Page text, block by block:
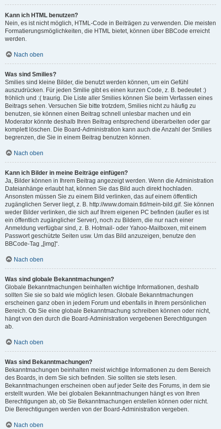
Kann ich HTML benutzen?
Nein, es ist nicht möglich, HTML-Code in Beiträgen zu verwenden. Die meisten
Formatierungsmöglichkeiten, die HTML bietet, können über BBCode erreicht
werden.
Nach oben
Was sind Smilies?
Smilies sind kleine Bilder, die benutzt werden können, um ein Gefühl
auszudrücken. Für jeden Smilie gibt es einen kurzen Code, z. B. bedeutet :)
fröhlich und :( traurig. Die Liste aller Smilies können Sie beim Verfassen eines
Beitrags sehen. Versuchen Sie bitte trotzdem, Smilies nicht zu häufig zu
benutzen, sie können einen Beitrag schnell unlesbar machen und ein
Moderator könnte deshalb Ihren Beitrag entsprechend überarbeiten oder gar
komplett löschen. Die Board-Administration kann auch die Anzahl der Smilies
begrenzen, die Sie in einem Beitrag benutzen können.
Nach oben
Kann ich Bilder in meine Beiträge einfügen?
Ja, Bilder können in Ihrem Beitrag angezeigt werden. Wenn die Administration
Dateianhänge erlaubt hat, können Sie das Bild auch direkt hochladen.
Ansonsten müssen Sie zu einem Bild verlinken, das auf einem öffentlich
zugänglichen Server liegt, z. B. http://www.domain.tld/mein-bild.gif. Sie können
weder Bilder verlinken, die sich auf Ihrem eigenen PC befinden (außer es ist
ein öffentlich zugänglicher Server), noch zu Bildern, die nur nach einer
Anmeldung verfügbar sind, z. B. Hotmail- oder Yahoo-Mailboxen, mit einem
Passwort geschützte Seiten usw. Um das Bild anzuzeigen, benutze den
BBCode-Tag „[img]“.
Nach oben
Was sind globale Bekanntmachungen?
Globale Bekanntmachungen beinhalten wichtige Informationen, deshalb
sollten Sie sie so bald wie möglich lesen. Globale Bekanntmachungen
erscheinen ganz oben in jedem Forum und ebenfalls in Ihrem persönlichen
Bereich. Ob Sie eine globale Bekanntmachung schreiben können oder nicht,
hängt von den durch die Board-Administration vergebenen Berechtigungen
ab.
Nach oben
Was sind Bekanntmachungen?
Bekanntmachungen beinhalten meist wichtige Informationen zu dem Bereich
des Boards, in dem Sie sich befinden. Sie sollten sie stets lesen.
Bekanntmachungen erscheinen oben auf jeder Seite des Forums, in dem sie
erstellt wurden. Wie bei globalen Bekanntmachungen hängt es von Ihren
Berechtigungen ab, ob Sie Bekanntmachungen erstellen können oder nicht.
Die Berechtigungen werden von der Board-Administration vergeben.
Nach oben